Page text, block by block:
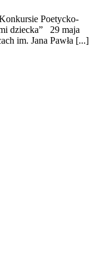
Poetycko-
dziecka” 29 maja
im. Jana Pawła [...]